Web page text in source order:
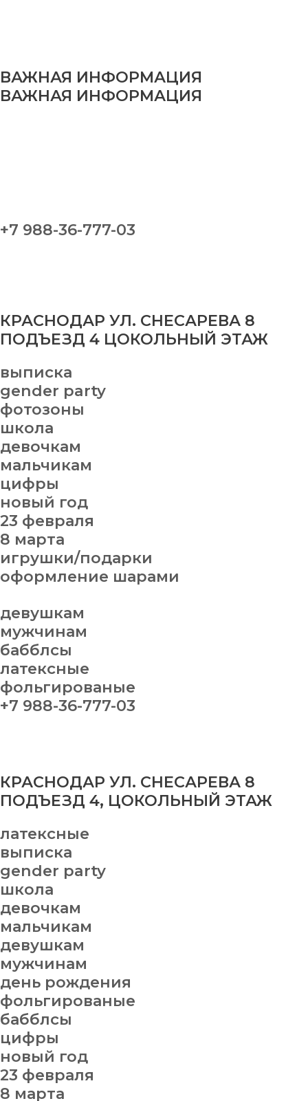
ВАЖНАЯ ИНФОРМАЦИЯ
ВАЖНАЯ ИНФОРМАЦИЯ
+7 988-36-777-03
КРАСНОДАР УЛ. СНЕСАРЕВА 8
ПОДЪЕЗД 4 ЦОКОЛЬНЫЙ ЭТАЖ
выписка
gender party
фотозоны
школа
девочкам
мальчикам
цифры
новый год
23 февраля
8 марта
игрушки/подарки
оформление шарами
девушкам
мужчинам
бабблсы
латексные
фольгированые
+7 988-36-777-03
КРАСНОДАР УЛ. СНЕСАРЕВА 8
ПОДЪЕЗД 4, ЦОКОЛЬНЫЙ ЭТАЖ
латексные
выписка
gender party
школа
девочкам
мальчикам
девушкам
мужчинам
день рождения
фольгированые
бабблсы
цифры
новый год
23 февраля
8 марта